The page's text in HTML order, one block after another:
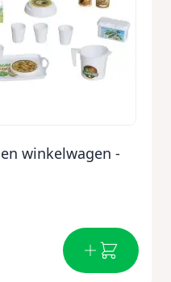
winkelwagen -